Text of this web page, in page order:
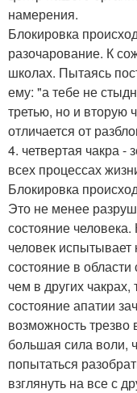
намерения.
Блокировка
разочарование. К
школах. Пытаясь
ему: "а тебе не
третью, но и вторую
отличается от
4. четвертая чакра -
всех процессах
Блокировка
Это не менее
состояние человека.
человек
состояние в
чем в других
состояние апатии
возможность трезво
большая сила воли,
попытаться
взглянуть на все с